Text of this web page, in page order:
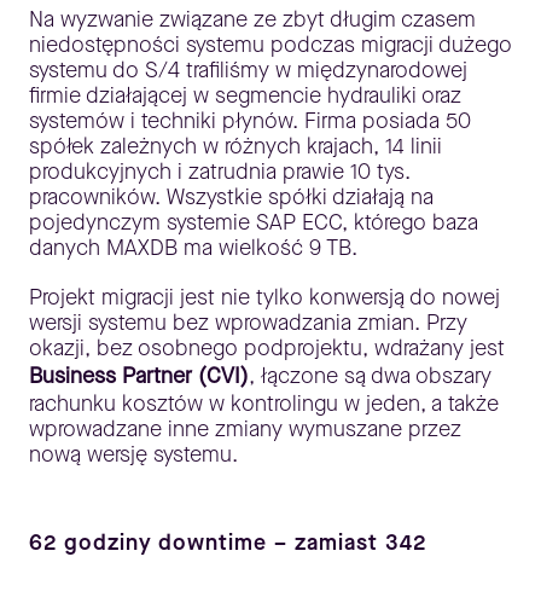
Na wyzwanie związane ze zbyt długim czasem
niedostępności systemu podczas migracji dużego
systemu do S/4 trafiliśmy w międzynarodowej
firmie działającej w segmencie hydrauliki oraz
systemów i techniki płynów. Firma posiada 50
spółek zależnych w różnych krajach, 14 linii
produkcyjnych i zatrudnia prawie 10 tys.
pracowników. Wszystkie spółki działają na
pojedynczym systemie SAP ECC, którego baza
danych MAXDB ma wielkość 9 TB.
Projekt migracji jest nie tylko konwersją do nowej
wersji systemu bez wprowadzania zmian. Przy
okazji, bez osobnego podprojektu, wdrażany jest
Business Partner (CVI), łączone są dwa obszary
rachunku kosztów w kontrolingu w jeden, a także
wprowadzane inne zmiany wymuszane przez
nową wersję systemu.
62 godziny downtime – zamiast 342